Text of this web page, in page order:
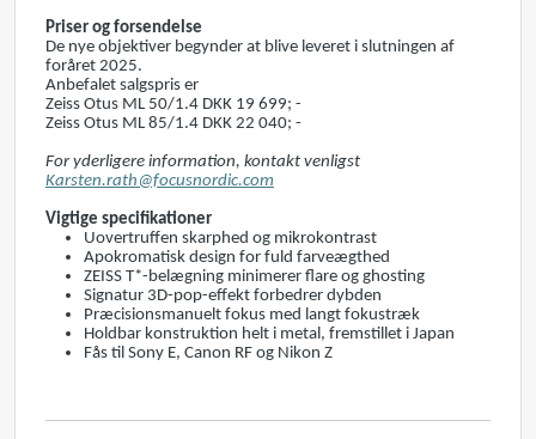
Priser og forsendelse
De nye objektiver begynder at blive leveret i slutningen af
foråret 2025.
Anbefalet salgspris er
Zeiss Otus ML 50/1.4 DKK 19 699; -
Zeiss Otus ML 85/1.4 DKK 22 040; -
For yderligere information, kontakt venligst
Karsten.rath@focusnordic.com
Vigtige specifikationer
Uovertruffen skarphed og mikrokontrast
Apokromatisk design for fuld farveægthed
ZEISS T*-belægning minimerer flare og ghosting
Signatur 3D-pop-effekt forbedrer dybden
Præcisionsmanuelt fokus med langt fokustræk
Holdbar konstruktion helt i metal, fremstillet i Japan
Fås til Sony E, Canon RF og Nikon Z